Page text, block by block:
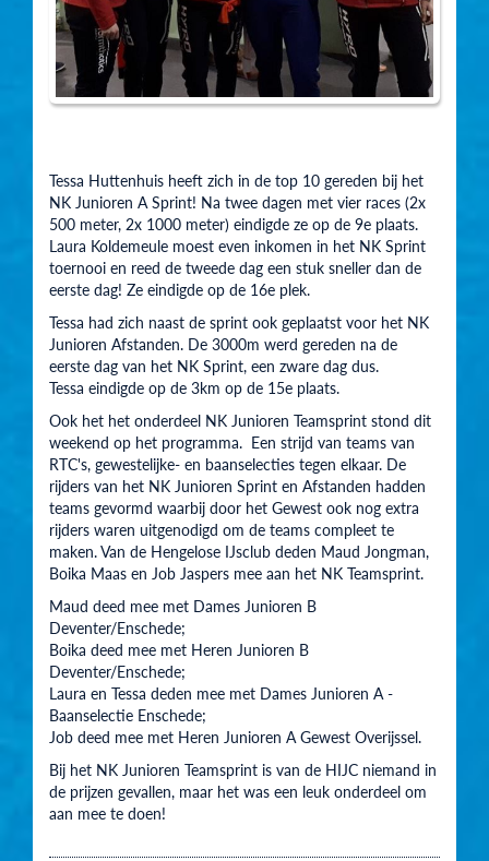
Tessa Huttenhuis heeft zich in de top 10 gereden bij het
NK Junioren A Sprint! Na twee dagen met vier races (2x
500 meter, 2x 1000 meter) eindigde ze op de 9e plaats.
Laura Koldemeule moest even inkomen in het NK Sprint
toernooi en reed de tweede dag een stuk sneller dan de
eerste dag! Ze eindigde op de 16e plek.
Tessa had zich naast de sprint ook geplaatst voor het NK
Junioren Afstanden. De 3000m werd gereden na de
eerste dag van het NK Sprint, een zware dag dus.
Tessa eindigde op de 3km op de 15e plaats.
Ook het het onderdeel NK Junioren Teamsprint stond dit
weekend op het programma. Een strijd van teams van
RTC's, gewestelijke- en baanselecties tegen elkaar. De
rijders van het NK Junioren Sprint en Afstanden hadden
teams gevormd waarbij door het Gewest ook nog extra
rijders waren uitgenodigd om de teams compleet te
maken. Van de Hengelose IJsclub deden Maud Jongman,
Boika Maas en Job Jaspers mee aan het NK Teamsprint.
Maud deed mee met Dames Junioren B
Deventer/Enschede;
Boika deed mee met Heren Junioren B
Deventer/Enschede;
Laura en Tessa deden mee met Dames Junioren A -
Baanselectie Enschede;
Job deed mee met Heren Junioren A Gewest Overijssel.
Bij het NK Junioren Teamsprint is van de HIJC niemand in
de prijzen gevallen, maar het was een leuk onderdeel om
aan mee te doen!